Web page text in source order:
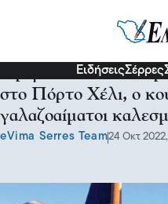
ΕιδήσειςΣέρρες
Πριγκίπισσα
στο Πόρτο Χέλι, ο
γαλαζοαίματοι
eVima Serres Team24 Οκτ